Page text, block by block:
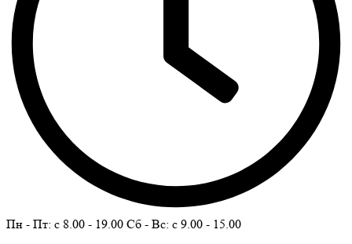
Пн - Пт: c 8.00 - 19.00 Сб - Вс: c 9.00 - 15.00